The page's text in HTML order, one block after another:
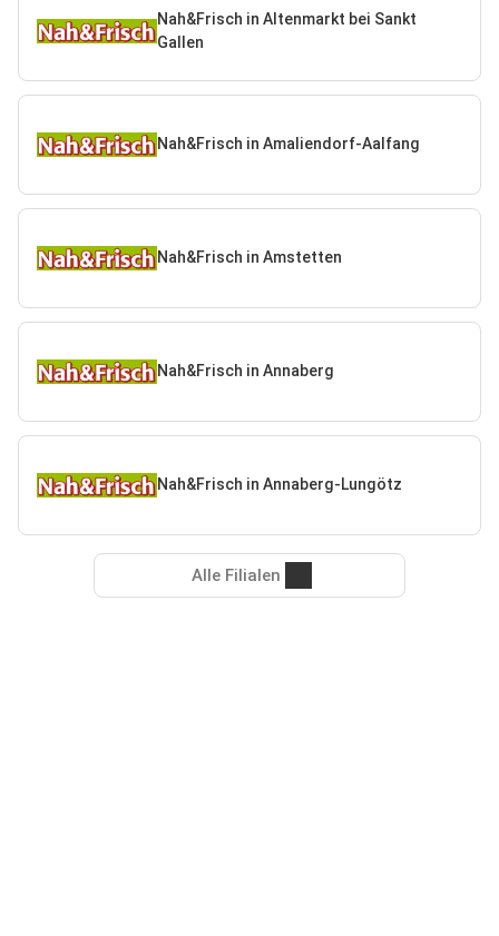
Nah&Frisch in Altenmarkt bei Sankt
Gallen
Nah&Frisch in Amaliendorf-Aalfang
Nah&Frisch in Amstetten
Nah&Frisch in Annaberg
Nah&Frisch in Annaberg-Lungötz
Alle Filialen